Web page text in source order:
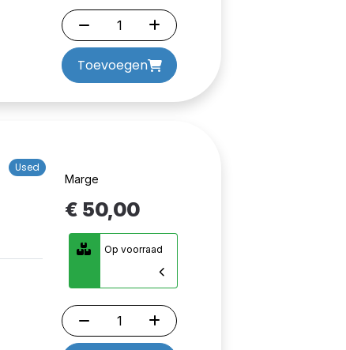
Toevoegen
Used
Marge
€ 50,00
Op voorraad